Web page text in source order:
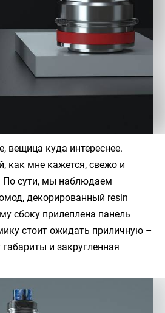
вещица куда интереснее.
как мне кажется, свежо и
По сути, мы наблюдаем
декорированный resin
сбоку прилеплена панель
стоит ожидать приличную –
и закругленная